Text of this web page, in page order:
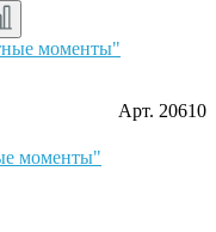
Арт. 20610
моменты"